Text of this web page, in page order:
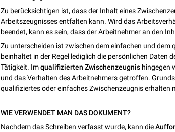
Zu berücksichtigen ist, dass der Inhalt eines
Arbeitszeugnisses entfalten kann. Wird das
beendet, kann es sein, dass der Arbeitnehmer an den
Zu unterscheiden ist zwischen dem einfachen und dem
beinhaltet in der Regel lediglich die persönlichen Daten
Tätigkeit. Imqualifizierten Zwischenzeugnis hingegen
und das Verhalten des Arbeitnehmers getroffen.
qualifiziertes oder einfaches Zwischenzeugnis erhalten
WIE VERWENDET MAN DAS DOKUMENT?
Nachdem das Schreiben verfasst wurde, kann die